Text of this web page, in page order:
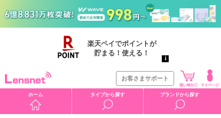
お客さまサポート
ホーム タイプから探す ブランドから探す